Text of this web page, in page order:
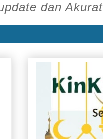
dan Akurat